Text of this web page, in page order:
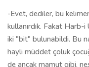
-Evet, dediler, bu
kullanırdık. Fakat
iki "bit" bulunabildi. Bu
hayli müddet çoluk
de ancak mamut gibi,